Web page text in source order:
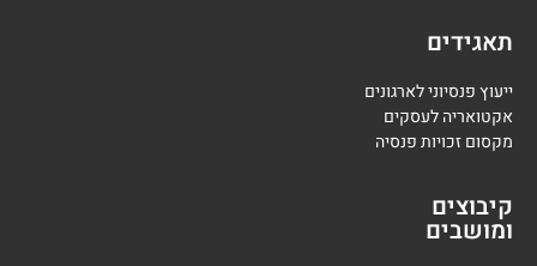
תאגידים
ייעוץ פנסיוני לארגונים
אקטואריה לעסקים
מקסום זכויות פנסיה
קיבוצים
ומושבים